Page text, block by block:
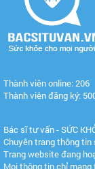
Thành viên online: 206
Thành viên đăng ký:
Bác sĩ tư vấn - SỨC
Chuyên trang thông
Trang website đang
Mọi thông tin chỉ